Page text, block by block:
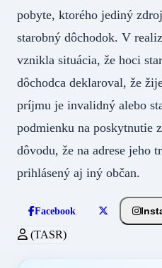
pobyte, ktorého jediný
starobný dôchodok. V
vznikla situácia, že hoci
dôchodca deklaroval, že
príjmu je invalidný alebo
podmienku na poskytnutie
dôvodu, že na adrese jeho
prihlásený aj iný občan.
Facebook
(TASR)